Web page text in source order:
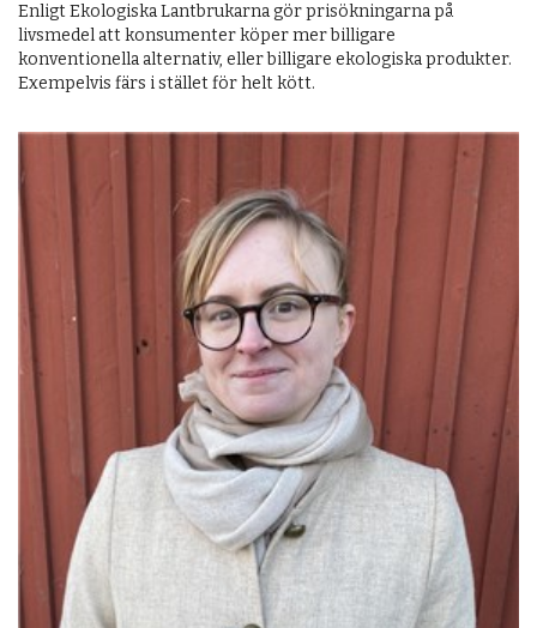
Enligt Ekologiska Lantbrukarna gör prisökningarna på
livsmedel att konsumenter köper mer billigare
konventionella alternativ, eller billigare ekologiska produkter.
Exempelvis färs i stället för helt kött.